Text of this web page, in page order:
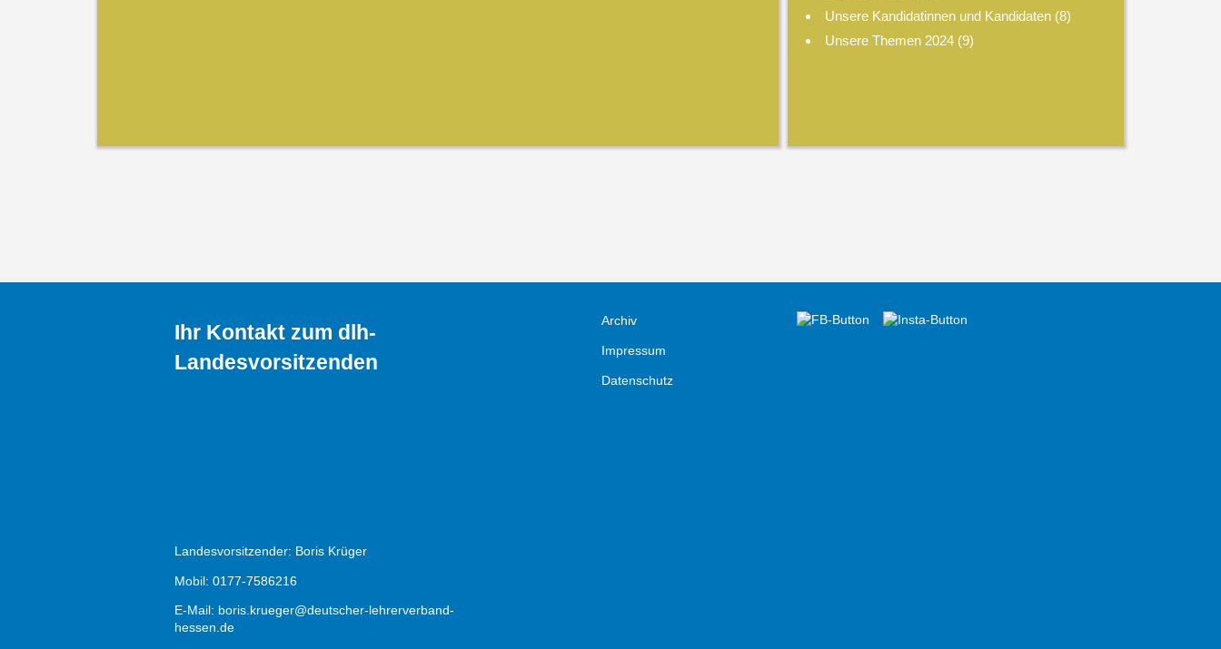
Unsere Kandidatinnen und Kandidaten (8)
Unsere Themen 2024 (9)
Ihr Kontakt zum dlh-
Landesvorsitzenden
Landesvorsitzender: Boris Krüger
Mobil: 0177-7586216
E-Mail: boris.krueger@deutscher-lehrerverband-
hessen.de
Archiv
Impressum
Datenschutz